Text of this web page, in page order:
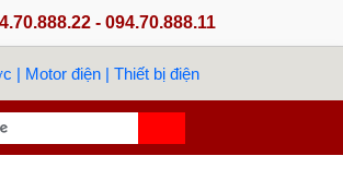
- 094.70.888.11